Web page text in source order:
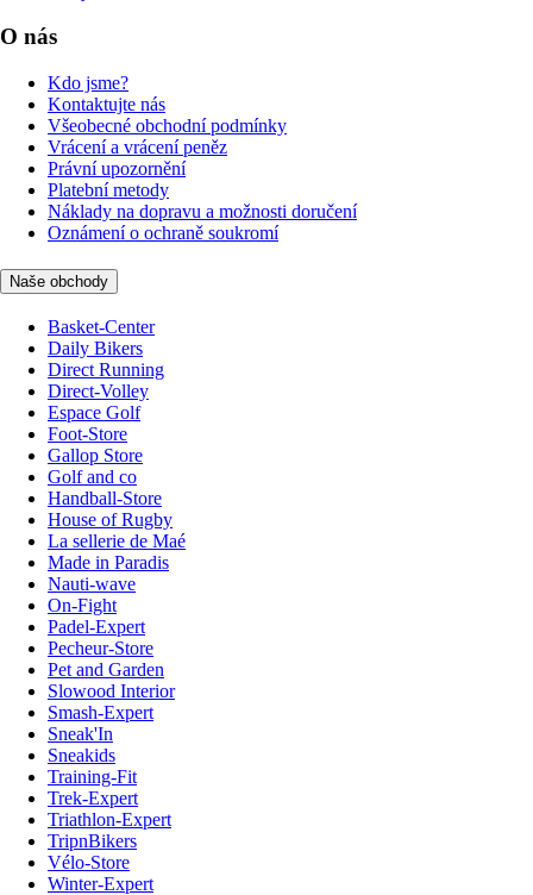
O nás
Kdo jsme?
Kontaktujte nás
Všeobecné obchodní podmínky
Vrácení a vrácení peněz
Právní upozornění
Platební metody
Náklady na dopravu a možnosti doručení
Oznámení o ochraně soukromí
Naše obchody
Basket-Center
Daily Bikers
Direct Running
Direct-Volley
Espace Golf
Foot-Store
Gallop Store
Golf and co
Handball-Store
House of Rugby
La sellerie de Maé
Made in Paradis
Nauti-wave
On-Fight
Padel-Expert
Pecheur-Store
Pet and Garden
Slowood Interior
Smash-Expert
Sneak'In
Sneakids
Training-Fit
Trek-Expert
Triathlon-Expert
TripnBikers
Vélo-Store
Winter-Expert